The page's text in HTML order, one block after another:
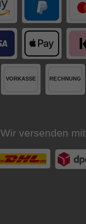
Wir versenden mit